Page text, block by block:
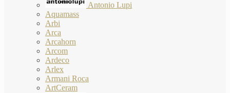
Antonio Lupi
Aquamass
Arbi
Arca
Arcahorn
Arcom
Ardeco
Arlex
Armani Roca
ArtCeram